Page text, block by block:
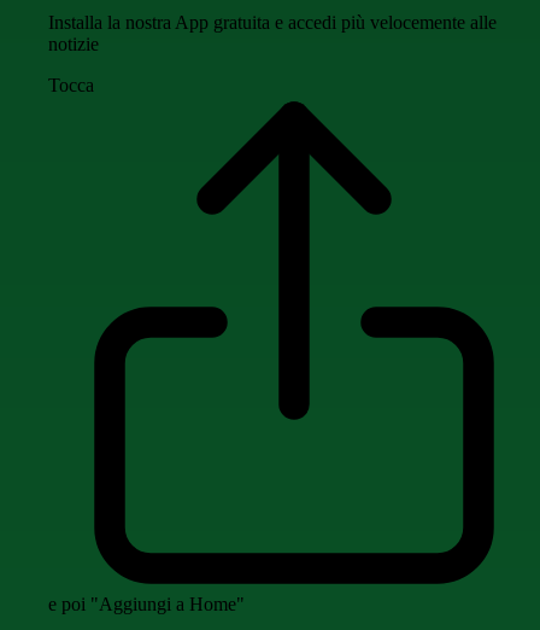
Installa la nostra App gratuita e accedi più velocemente alle
notizie
Tocca
e poi "Aggiungi a Home"